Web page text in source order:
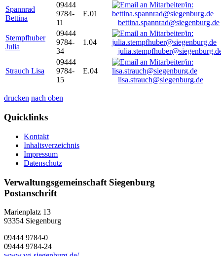
Spannrad
Bettina
09444
9784-
11
E.01
bettina.spannrad@siegenburg.de
Stempfhuber
Julia
09444
9784-
34
1.04
Strauch Lisa
09444
9784-
15
E.04
lisa.strauch@siegenburg.de
drucken nach oben
Quicklinks
Kontakt
Inhaltsverzeichnis
Impressum
Datenschutz
Verwaltungsgemeinschaft Siegenburg
Postanschrift
Marienplatz 13
93354 Siegenburg
09444 9784-0
09444 9784-24